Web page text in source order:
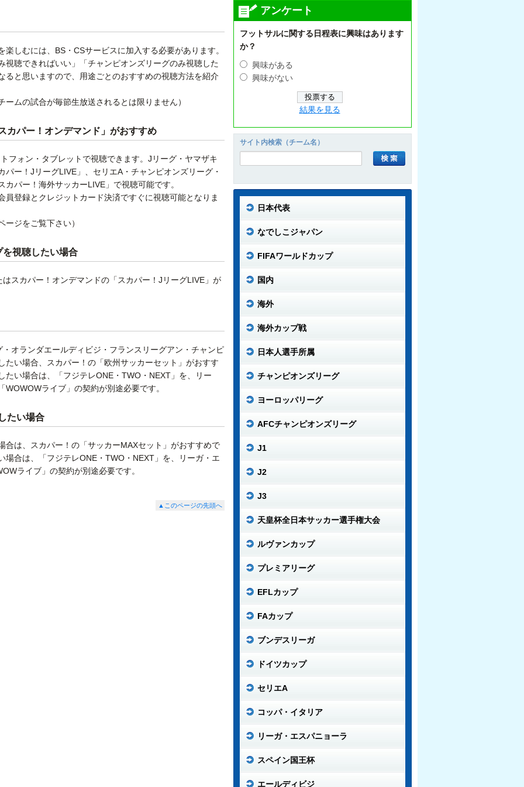
しむには、BS・CSサービスに加入する必要があります。
視聴できればいい」「チャンピオンズリーグのみ視聴した
ると思いますので、用途ごとのおすすめの視聴方法を紹介
ムの試合が毎節生放送されるとは限りません）
カパー！オンデマンド」がおすすめ
フォン・タブレットで視聴できます。Jリーグ・ヤマザキ
ー！JリーグLIVE」、セリエA・チャンピオンズリーグ・
パー！海外サッカーLIVE」で視聴可能です。
登録とクレジットカード決済ですぐに視聴可能となりま
ジをご覧下さい）
視聴したい場合
スカパー！オンデマンドの「スカパー！JリーグLIVE」が
オランダエールディビジ・フランスリーグアン・チャンピ
たい場合、スカパー！の「欧州サッカーセット」がおすす
たい場合は、「フジテレONE・TWO・NEXT」を、リー
ライブ」の契約が別途必要です。
たい場合
合は、スカパー！の「サッカーMAXセット」がおすすめで
場合は、「フジテレONE・TWO・NEXT」を、リーガ・エ
ライブ」の契約が別途必要です。
▲このページの先頭へ
アンケート
フットサルに関する日程表に興味はあります
か？
興味がある
興味がない
結果を見る
サイト内検索（チーム名）
日本代表
なでしこジャパン
FIFAワールドカップ
国内
海外
海外カップ戦
日本人選手所属
チャンピオンズリーグ
ヨーロッパリーグ
AFCチャンピオンズリーグ
J1
J2
J3
天皇杯全日本サッカー選手権大会
ルヴァンカップ
プレミアリーグ
EFLカップ
FAカップ
ブンデスリーガ
ドイツカップ
セリエA
コッパ・イタリア
リーガ・エスパニョーラ
スペイン国王杯
エールディビジ